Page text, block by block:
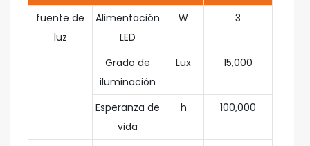
fuente de
luz
Alimentación
LED
W 3
Grado de
iluminación
Lux 15,000
Esperanza de
vida
h 100,000